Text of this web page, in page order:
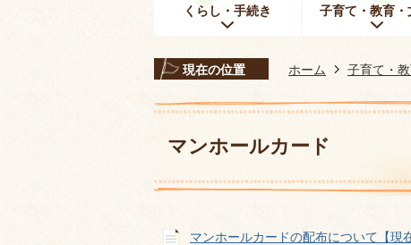
くらし・手続き 子育て・教育・
現在の位置 ホーム 子育て・
マンホールカード
マンホールカードの配布について【現